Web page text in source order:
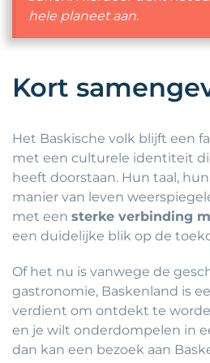
hele planeet aan.
Kort
Het Baskische volk blijft een
met een culturele identiteit
heeft doorstaan. Hun taal,
manier van leven
met een sterke verbinding
een duidelijke blik op de
Of het nu is vanwege de
gastronomie, Baskenland is
verdient om ontdekt te
en je wilt onderdompelen in
dan kan een bezoek aan